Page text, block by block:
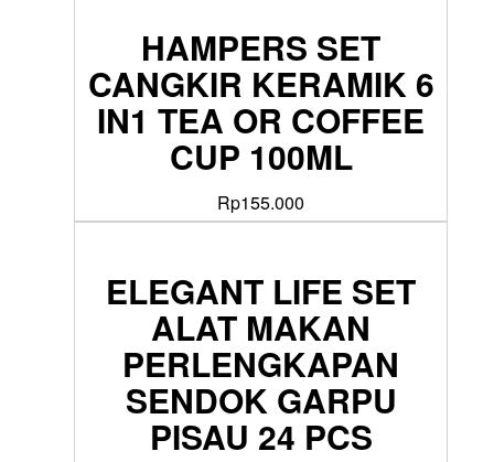
HAMPERS SET
CANGKIR KERAMIK 6
IN1 TEA OR COFFEE
CUP 100ML
Rp155.000
ELEGANT LIFE SET
ALAT MAKAN
PERLENGKAPAN
SENDOK GARPU
PISAU 24 PCS